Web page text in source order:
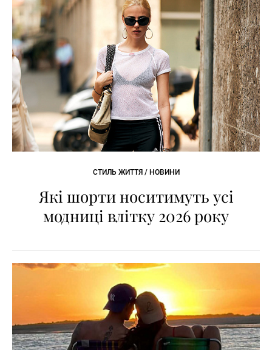
СТИЛЬ ЖИТТЯ / НОВИНИ
Які шорти носитимуть усі
модниці влітку 2026 року